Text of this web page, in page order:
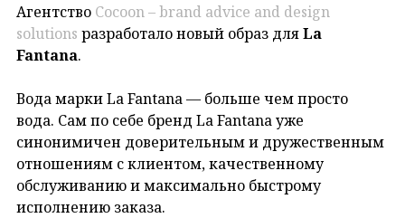
Агентство Cocoon – brand advice and design
solutions разработало новый образ дляLa
Fantana.
Вода марки La Fantana — больше чем просто
вода. Сам по себе бренд La Fantana уже
синонимичен доверительным и дружественным
отношениям с клиентом, качественному
обслуживанию и максимально быстрому
исполнению заказа.